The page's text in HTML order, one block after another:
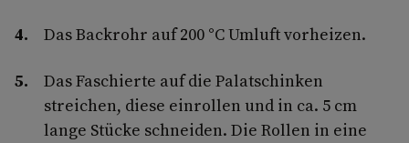
Das Backrohr auf 200 °C Umluft vorheizen.
Das Faschierte auf die Palatschinken
streichen, diese einrollen und in ca. 5 cm
lange Stücke schneiden. Die Rollen in eine